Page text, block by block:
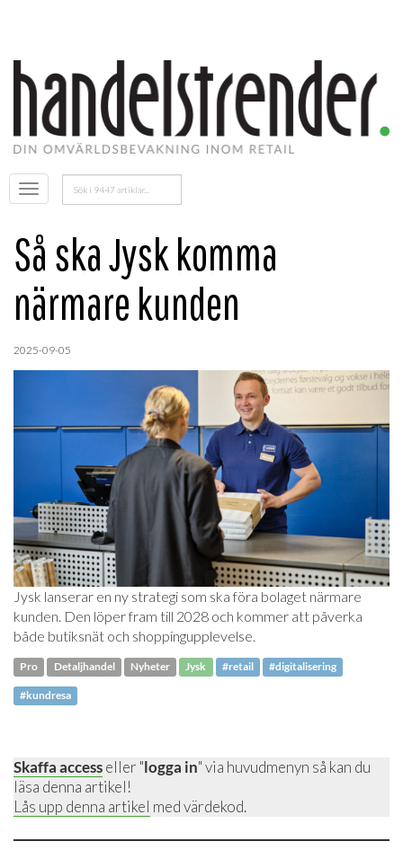
Öppna
menyn
Sök
efter:
Så ska Jysk komma
närmare kunden
2025-09-05
Jysk lanserar en ny strategi som ska föra bolaget närmare
kunden. Den löper fram till 2028 och kommer att påverka
både butiksnät och shoppingupplevelse.
Pro Detaljhandel Nyheter Jysk #retail #digitalisering
#kundresa
Skaffa accesseller "logga in" via huvudmenyn så kan du
läsa denna artikel!
Lås upp denna artikel med värdekod.